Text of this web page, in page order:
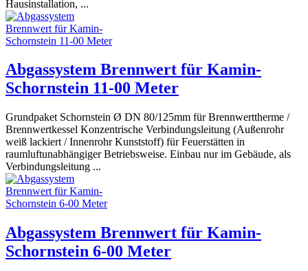
Hausinstallation, ...
Abgassystem Brennwert für Kamin-
Schornstein 11-00 Meter
Grundpaket Schornstein Ø DN 80/125mm für Brennwerttherme /
Brennwertkessel Konzentrische Verbindungsleitung (Außenrohr
weiß lackiert / Innenrohr Kunststoff) für Feuerstätten in
raumluftunabhängiger Betriebsweise. Einbau nur im Gebäude, als
Verbindungsleitung ...
Abgassystem Brennwert für Kamin-
Schornstein 6-00 Meter